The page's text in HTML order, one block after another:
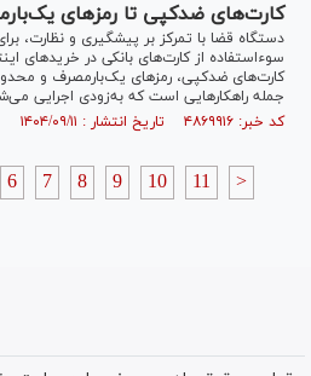
کارت‌های ضدکپی تا رمز‌های
دستگاه قضا با تمرکز بر پیشگیری و نظارت،
سوءاستفاده از کارت‌های بانکی در خرید‌های
کارت‌های ضدکپی، رمز‌های یک‌بارمصرف و
جمله راهکار‌هایی است که به‌زودی اجرایی
کد خبر: ۴۸۶۹۹۱۶ تاریخ انتشار : ۱۴۰۴/۰۹/۱۱
6 7 8 9 10 11 >